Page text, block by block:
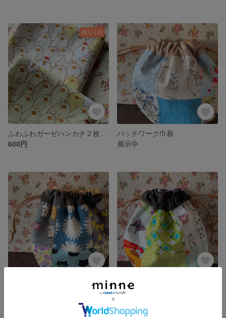
残り1点
600円
パッチワーク巾着
展示中
パッチワーク巾着
展示中